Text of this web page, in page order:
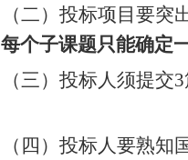
（二）投标项目要
每个子课题只能确定
（三）投标人须提交
（四）投标人要熟